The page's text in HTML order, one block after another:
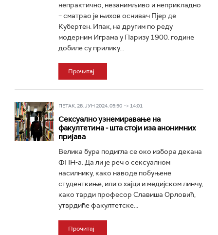
непрактично, незанимљиво и неприкладно
– сматрао је њихов оснивач Пјер де
Кубертен. Ипак, на другим по реду
модерним Играма у Паризу 1900. године
добиле су прилику...
Прочитај
ПЕТАК, 28. ЈУН 2024, 05:50 -> 14:01
Сексуално узнемиравање на
факултетима - шта стоји иза анонимних
пријава
Велика бура подигла се око избора декана
ФПН-а. Да ли је реч о сексуалном
насилнику, како наводе побуњене
студенткиње, или о хајци и медијском линчу,
како тврди професор Славиша Орловић,
утврдиће факултетске...
Прочитај